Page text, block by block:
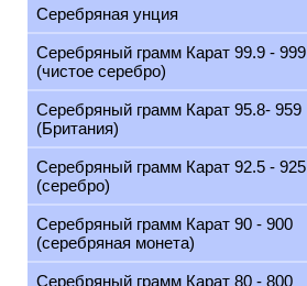
Серебряная унция
Серебряный грамм Карат 99.9 - 999
(чистое серебро)
Серебряный грамм Карат 95.8- 959
(Британия)
Серебряный грамм Карат 92.5 - 925
(серебро)
Серебряный грамм Карат 90 - 900
(серебряная монета)
Серебряный грамм Карат 80 - 800